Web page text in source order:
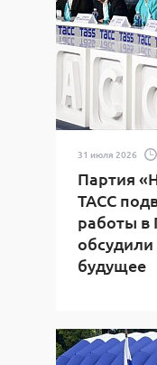
31 июля 2026
Партия
ТАСС
работы в
будущее